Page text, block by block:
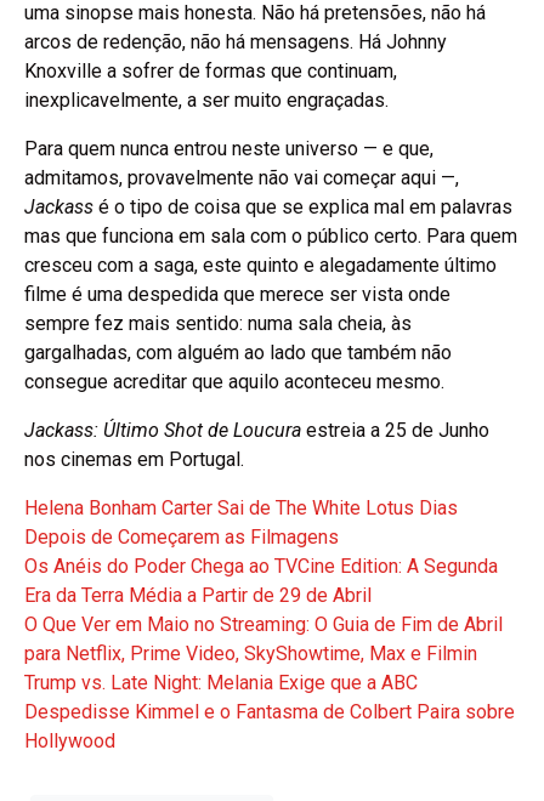
uma sinopse mais honesta. Não há pretensões, não há
arcos de redenção, não há mensagens. Há Johnny
Knoxville a sofrer de formas que continuam,
inexplicavelmente, a ser muito engraçadas.
Para quem nunca entrou neste universo — e que,
admitamos, provavelmente não vai começar aqui —,
Jackass é o tipo de coisa que se explica mal em palavras
mas que funciona em sala com o público certo. Para quem
cresceu com a saga, este quinto e alegadamente último
filme é uma despedida que merece ser vista onde
sempre fez mais sentido: numa sala cheia, às
gargalhadas, com alguém ao lado que também não
consegue acreditar que aquilo aconteceu mesmo.
Jackass: Último Shot de Loucura estreia a 25 de Junho
nos cinemas em Portugal.
Helena Bonham Carter Sai de The White Lotus Dias
Depois de Começarem as Filmagens
Os Anéis do Poder Chega ao TVCine Edition: A Segunda
Era da Terra Média a Partir de 29 de Abril
O Que Ver em Maio no Streaming: O Guia de Fim de Abril
para Netflix, Prime Video, SkyShowtime, Max e Filmin
Trump vs. Late Night: Melania Exige que a ABC
Despedisse Kimmel e o Fantasma de Colbert Paira sobre
Hollywood